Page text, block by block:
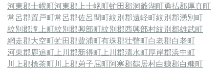
河東郡士幌町河東郡上士幌町虻田郡洞爺湖町勇払郡厚真町
常呂郡置戸町常呂郡佐呂間町紋別郡遠軽町紋別郡湧別町
紋別郡滝上町紋別郡興部町紋別郡西興部村紋別郡雄武町
網走郡大空町虻田郡豊浦町有珠郡壮瞥町白老郡白老町
河東郡鹿追町 上川郡新得町 上川郡清水町厚岸郡浜中町
川上郡標茶町川上郡弟子屈町阿寒郡鶴居村白糠郡白糠町